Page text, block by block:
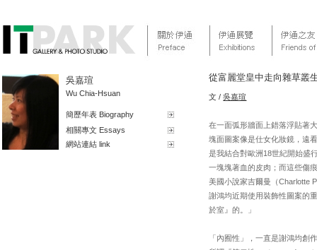
吳嘉瑄
Wu Chia-Hsuan
簡歷年表 Biography
相關專文 Essays
網站連結 link
從富麗堂皇中走向雜草叢
文 /吳嘉瑄
在一面弧形牆面上錯落浮貼著
塊面圖案像是仕女化妝鏡，遠
是我結合對歐洲18世紀開始盛
一塊塊著血的皮肉；而這些傷
美國小說家吉爾曼（Charlotte
謝鴻均近期使用裝飾性圖案的
於室』的。」
「內囿性」，一直是謝鴻均創